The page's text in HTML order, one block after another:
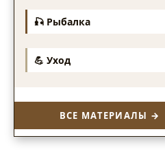
🎣 Рыбалка
💪 Уход
ВСЕ МАТЕРИАЛЫ →